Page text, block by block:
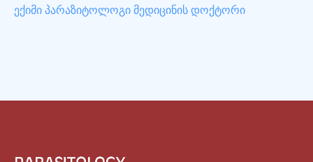
ექიმი პარაზიტოლოგი მედიცინის დოქტორი